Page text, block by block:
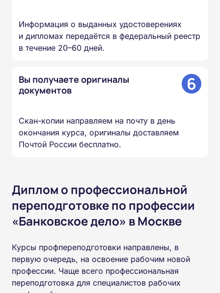
Информация о выданных удостоверениях
и дипломах передаётся в федеральный реестр
в течение 20–60 дней.
Вы получаете оригиналы
документов
6
Скан-копии направляем на почту в день
окончания курса, оригиналы доставляем
Почтой России бесплатно.
Диплом о профессиональной
переподготовке по профессии
«Банковское дело» в Москве
Курсы профпереподготовки направлены, в
первую очередь, на освоение рабочим новой
профессии. Чаще всего профессиональная
переподготовка для специалистов рабочих